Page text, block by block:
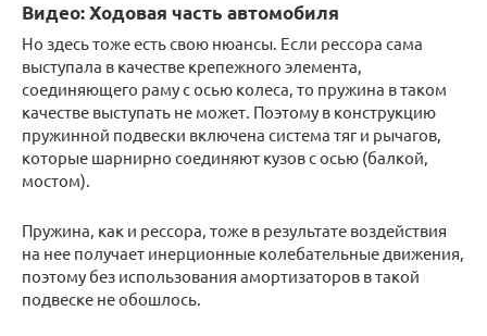
Видео: Ходовая часть автомобиля
Но здесь тоже есть свою нюансы. Если рессора сама
выступала в качестве крепежного элемента,
соединяющего раму с осью колеса, то пружина в таком
качестве выступать не может. Поэтому в конструкцию
пружинной подвески включена система тяг и рычагов,
которые шарнирно соединяют кузов с осью (балкой,
мостом).
Пружина, как и рессора, тоже в результате воздействия
на нее получает инерционные колебательные движения,
поэтому без использования амортизаторов в такой
подвеске не обошлось.